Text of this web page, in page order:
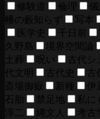
修験道
倫理
幡の藪知らず
写本
医学史
千日前
久野島
境界空間論
土葬
呪い 古代シ
代文明
古代史 古
斎場御嶽
新種 伊
石胎
禁足地 私に
淳二
縄文人 考古